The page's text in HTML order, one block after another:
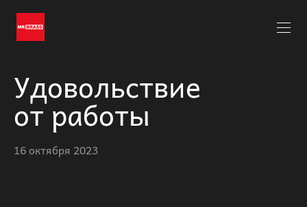
Удовольствие
от работы
16 октября 2023